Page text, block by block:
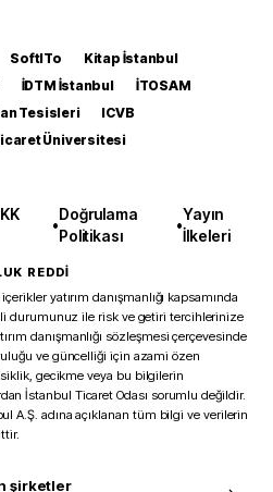
SoftITo
Kitap İstanbul
İDTM İstanbul
İTOSAM
Tesisleri
ICVB
Üniversitesi
•
Doğrulama
Politikası
•
Yayın
İlkeleri
REDDİ
yatırım danışmanlığı kapsamında
durumunuz ile risk ve getiri tercihlerinize
danışmanlığı sözleşmesi çerçevesinde
ve güncelliği için azami özen
gecikme veya bu bilgilerin
İstanbul Ticaret Odası sorumlu değildir.
A.Ş. adına açıklanan tüm bilgi ve verilerin
şirketler